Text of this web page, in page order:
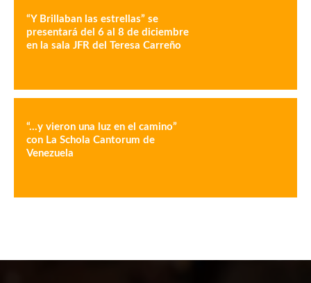
“Y Brillaban las estrellas” se
presentará del 6 al 8 de diciembre
en la sala JFR del Teresa Carreño
“…y vieron una luz en el camino”
con La Schola Cantorum de
Venezuela